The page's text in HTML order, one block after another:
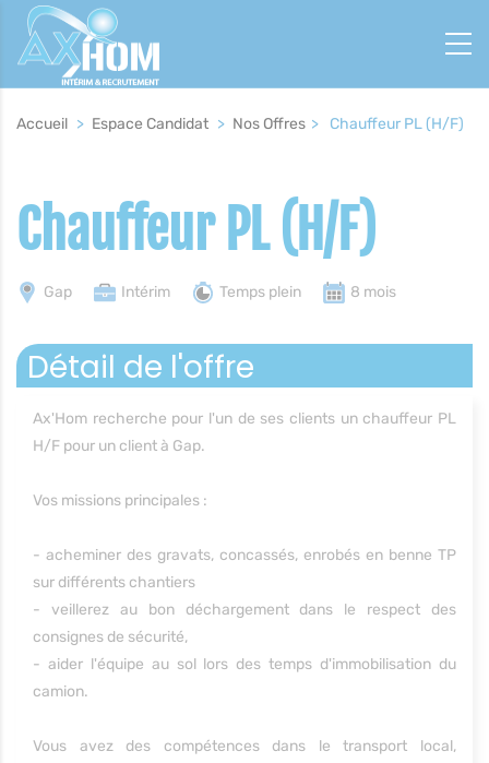
Fil
Accueil > Espace Candidat > Nos Offres > Chauffeur PL (H/F)
Chauffeur PL (H/F)
Gap Intérim Temps plein 8 mois
Détail de l'offre
Ax'Hom recherche pour l'un de ses clients un chauffeur PL
H/F pour un client à Gap.
Vos missions principales :
- acheminer des gravats, concassés, enrobés en benne TP
sur différents chantiers
- veillerez au bon déchargement dans le respect des
consignes de sécurité,
- aider l'équipe au sol lors des temps d'immobilisation du
camion.
Vous avez des compétences dans le transport local,
Panneau de gestion des cookies